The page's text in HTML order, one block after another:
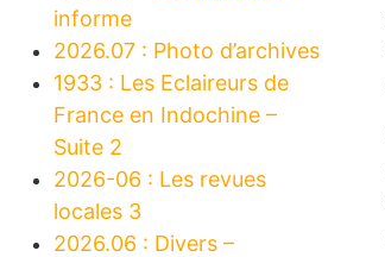
informe
2026.07 : Photo d’archives
1933 : Les Eclaireurs de
France en Indochine –
Suite 2
2026-06 : Les revues
locales 3
2026.06 : Divers –